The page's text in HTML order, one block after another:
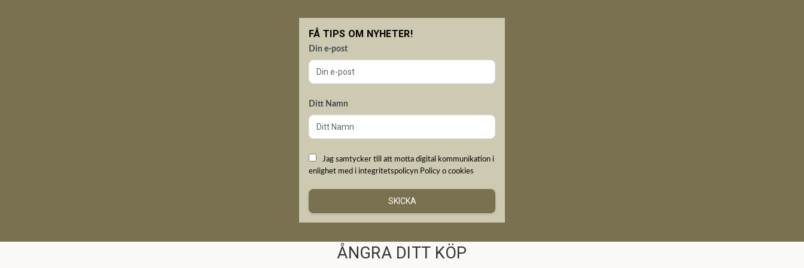
FÅ TIPS OM NYHETER!
Din e-post
Ditt Namn
Jag samtycker till att motta digital kommunikation i
enlighet med i integritetspolicyn Policy o cookies
SKICKA
ÅNGRA DITT KÖP